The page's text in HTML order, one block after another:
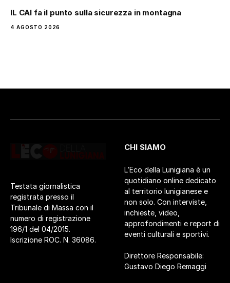
IL CAI fa il punto sulla sicurezza in montagna
4 AGOSTO 2026
Testata giornalistica
registrata presso il
Tribunale di Massa con il
numero di registrazione
196/1 del 04/2015.
Iscrizione ROC. N. 36086.
CHI SIAMO
L’Eco della Lunigiana è un
quotidiano online dedicato
al territorio lunigianese e
non solo. Con interviste,
inchieste, video,
approfondimenti e report di
eventi culturali e sportivi.
Direttore Responsabile:
Gustavo Diego Remaggi